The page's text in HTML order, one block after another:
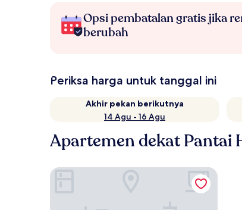
Opsi pembatalan gratis jika
berubah
Periksa harga untuk tanggal ini
Akhir pekan berikutnya
14 Agu - 16 Agu
Apartemen dekat Pantai
Tropics at Little Bay Country Club